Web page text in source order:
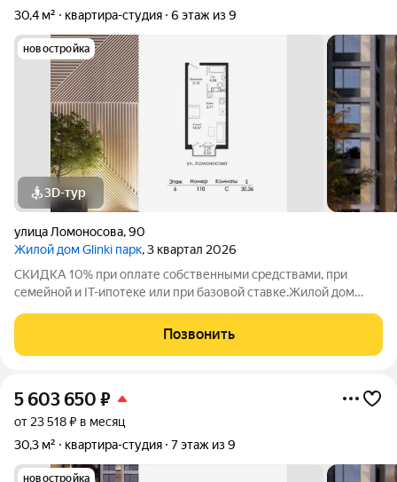
30,4 м²
квартира-студия 6 этаж из 9
новостройка
3D-тур
улица Ломоносова,90
Жилой дом Glinki парк, 3 квартал 2026
СКИДКА 10% при оплате собственными средствами, при
семейной и IT-ипотеке или при базовой ставке.Жилой дом
комфортной жизни в окружении зелени вокруг несколько
крупных парков и садов. Это 9-этажный
Позвонить
5 603 650 ₽
от 23 518 ₽ в месяц
30,3 м²
квартира-студия 7 этаж из 9
новостройка